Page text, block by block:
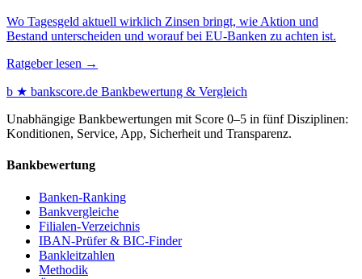
Wo Tagesgeld aktuell wirklich Zinsen bringt, wie Aktion und
Bestand unterscheiden und worauf bei EU-Banken zu achten ist.
Ratgeber lesen →
b ★ bankscore.de Bankbewertung & Vergleich
Unabhängige Bankbewertungen mit Score 0–5 in fünf Disziplinen:
Konditionen, Service, App, Sicherheit und Transparenz.
Bankbewertung
Banken-Ranking
Bankvergleiche
Filialen-Verzeichnis
IBAN-Prüfer & BIC-Finder
Bankleitzahlen
Methodik